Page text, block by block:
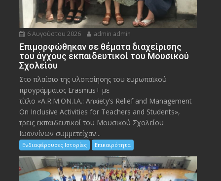
6 Αυγούστου 2026 admin admin
Eπιμορφώθηκαν σε θέματα διαχείρισης
του άγχους εκπαιδευτικοί του Μουσικού
Σχολείου
Στο πλαίσιο της υλοποίησης του ευρωπαϊκού
προγράμματος Erasmus+ με
τίτλο «A.R.M.ON.I.A.: Anxiety’s Relief and Management
On Inclusive Activities for Teachers and Students»,
τρεις εκπαιδευτικοί του Μουσικού Σχολείου
Ιωαννίνων συμμετείχαν...
Ενδιαφέρουσες Ιστορίες Επικαιρότητα